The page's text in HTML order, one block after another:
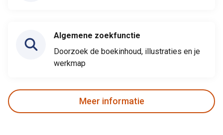
Algemene zoekfunctie
Doorzoek de boekinhoud, illustraties en je
werkmap
Meer informatie